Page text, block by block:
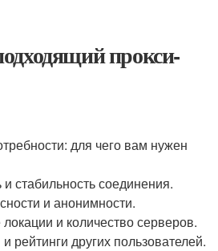
прокси-
для чего вам нужен
стабильность соединения.
и анонимности.
и количество серверов.
рейтинги других пользователей.